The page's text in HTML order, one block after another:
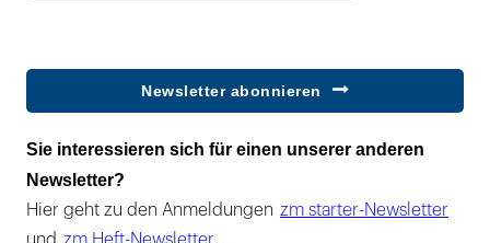
Newsletter abonnieren
Sie interessieren sich für einen unserer anderen
Newsletter?
Hier geht zu den Anmeldungen zm starter-Newsletter